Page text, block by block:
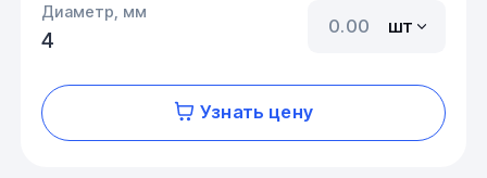
Диаметр, мм
4
шт
Узнать цену